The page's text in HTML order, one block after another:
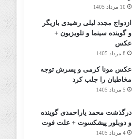
10 مرداد 1405
ازدواج مجدد لیلی رشیدی بازیگر
و گوینده سینما و تلویزیون +
عکس
8 مرداد 1405
عکس مونا کرمی و پسرش توجه
مخاطبان را جلب کرد
5 مرداد 1405
درگذشت محمد یاراحمدی گوینده
و دوبلور پیشکسوت + علت فوت
4 مرداد 1405